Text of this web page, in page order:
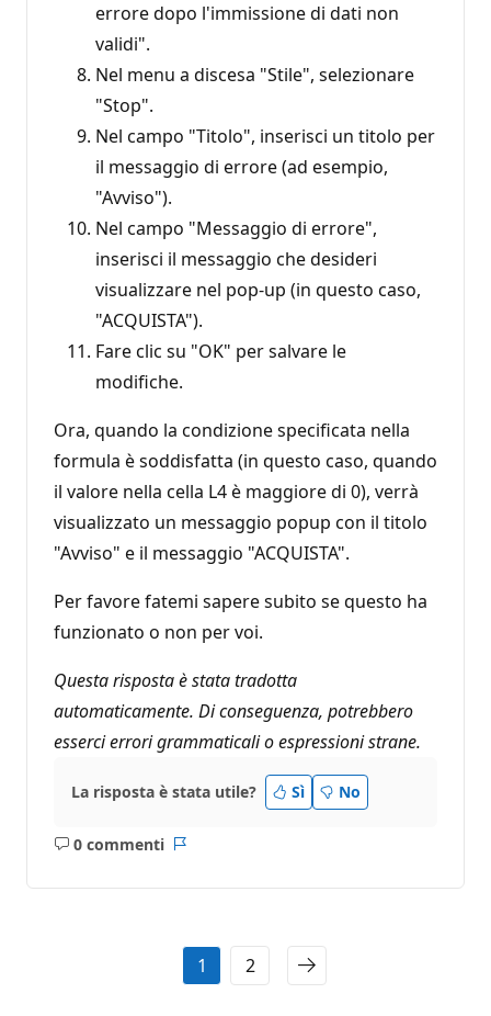
errore dopo l'immissione di dati non
validi".
Nel menu a discesa "Stile", selezionare
"Stop".
Nel campo "Titolo", inserisci un titolo per
il messaggio di errore (ad esempio,
"Avviso").
Nel campo "Messaggio di errore",
inserisci il messaggio che desideri
visualizzare nel pop-up (in questo caso,
"ACQUISTA").
Fare clic su "OK" per salvare le
modifiche.
Ora, quando la condizione specificata nella
formula è soddisfatta (in questo caso, quando
il valore nella cella L4 è maggiore di 0), verrà
visualizzato un messaggio popup con il titolo
"Avviso" e il messaggio "ACQUISTA".
Per favore fatemi sapere subito se questo ha
funzionato o non per voi.
Questa risposta è stata tradotta
automaticamente. Di conseguenza, potrebbero
esserci errori grammaticali o espressioni strane.
La risposta è stata utile? Sì No
0 commenti
Nessun
1 2